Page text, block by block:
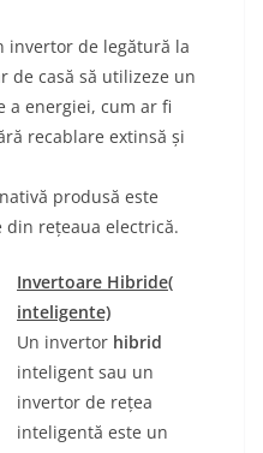
invertor de legătură la
casă să utilizeze un
a energiei, cum ar fi
recablare extinsă și
produsă este
rețeaua electrică.
Invertoare Hibride(
inteligente)
Un invertor hibrid
inteligent sau un
invertor de rețea
inteligentă este un